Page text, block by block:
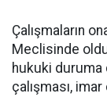
Çalışmaların
Meclisinde
hukuki duruma
çalışması,